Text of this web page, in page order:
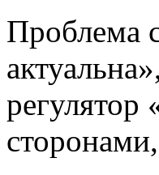
Проблема
регулятор